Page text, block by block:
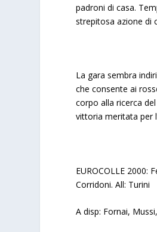
padroni di casa.
strepitosa azione di
La gara sembra
che consente ai
corpo alla ricerca
vittoria meritata per
EUROCOLLE 2000:
Corridoni. All: Turini
A disp: Fornai,